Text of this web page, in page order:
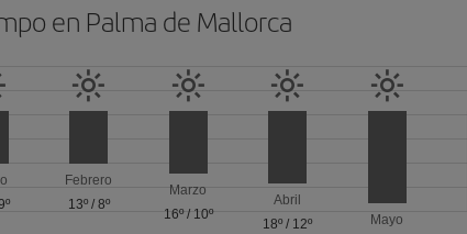
en Palma de Mallorca
Febrero
13º/ 8º
Marzo
16º/ 10º
Abril
18º / 12º
Mayo